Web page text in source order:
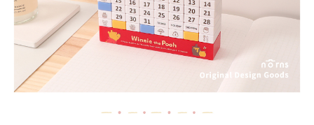
【注意事項】
１．透過由恩沛科技股份有限公司提供之「AFTEE先享後付」服務完成之交
易，需依本服務之必要範圍內提供個人資料，並將交易相關給付款項請求債
權轉讓予恩沛科技股份有限公司。
２．關於個人資料處理事宜，請瀏覽以下網址：
https://aftee.tw/terms/#terms3
３．未成年的使用者請事先徵得法定代理人或監護人之同意方可使用
「AFTEE先享後付」，若未經同意申辦者引起之損失，本公司不負相關責